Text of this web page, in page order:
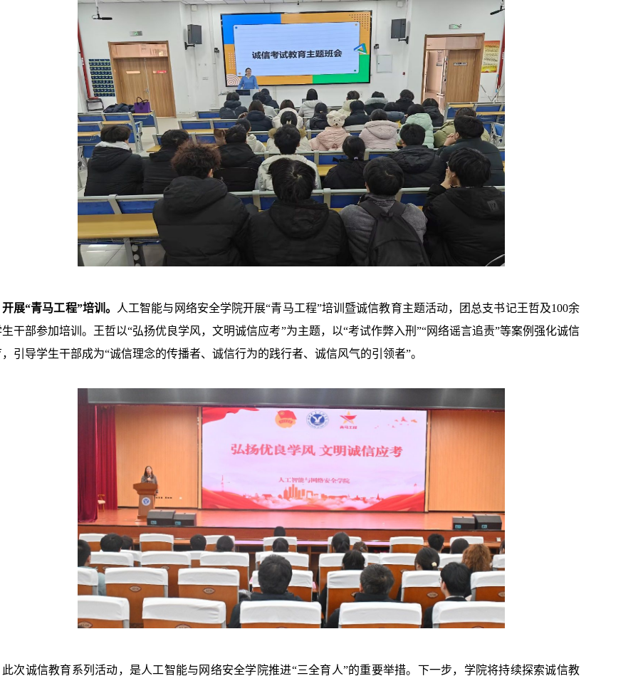
开展“青马工程”培训。
人工智能与网络安全学院开展“青马工程”培训暨诚信教育主题活动，团总支书记王哲及100余
干部参加培训。王哲以“弘扬优良学风，文明诚信应考”为主题，以“考试作弊入刑”“网络谣言追责”等案例强化诚信
引导学生干部成为“诚信理念的传播者、诚信行为的践行者、诚信风气的引领者”。
此次诚信教育系列活动，是人工智能与网络安全学院推进“三全育人”的重要举措。下一步，学院将持续探索诚信教